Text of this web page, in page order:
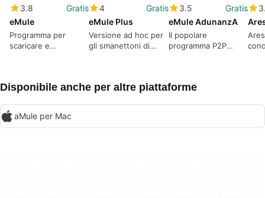
3.8
Gratis
eMule
Programma per
scaricare e
4
Gratis
eMule Plus
Versione ad hoc per
gli smanettoni di
3.5
Gratis
eMule AdunanzA
Il popolare
programma P2P
Disponibile anche per altre piattaforme
aMule per Mac